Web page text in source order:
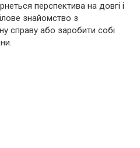
перспектива на довгі і
знайомство з
справу або заробити собі